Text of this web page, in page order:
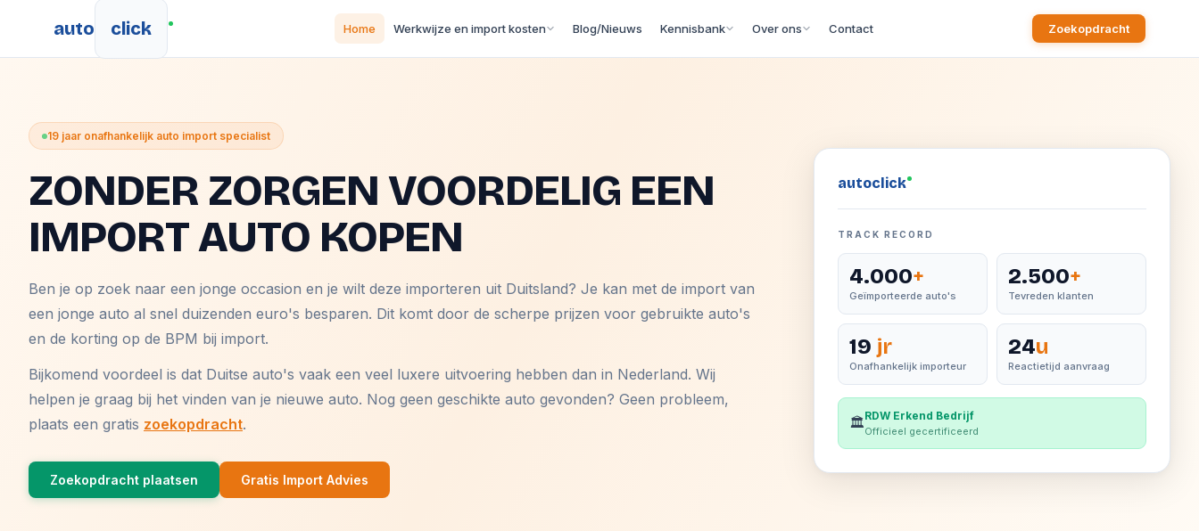
auto click Home Werkwijze en import kosten Blog/Nieuws Kennisbank Over ons Contact Zoekopdracht
19 jaar onafhankelijk auto import specialist
ZONDER ZORGEN VOORDELIG EEN
IMPORT AUTO KOPEN
Ben je op zoek naar een jonge occasion en je wilt deze importeren uit Duitsland? Je kan met de import van
een jonge auto al snel duizenden euro's besparen. Dit komt door de scherpe prijzen voor gebruikte auto's
en de korting op de BPM bij import.
Bijkomend voordeel is dat Duitse auto's vaak een veel luxere uitvoering hebben dan in Nederland. Wij
helpen je graag bij het vinden van je nieuwe auto. Nog geen geschikte auto gevonden? Geen probleem,
plaats een gratis zoekopdracht.
Zoekopdracht plaatsen Gratis Import Advies
autoclick
TRACK RECORD
4.000+
Geïmporteerde auto's
2.500+
Tevreden klanten
19 jr
Onafhankelijk importeur
24u
Reactietijd aanvraag
🏛️RDW Erkend Bedrijf
Officieel gecertificeerd